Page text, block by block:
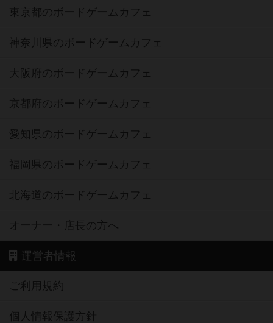
東京都のボードゲームカフェ
神奈川県のボードゲームカフェ
大阪府のボードゲームカフェ
京都府のボードゲームカフェ
愛知県のボードゲームカフェ
福岡県のボードゲームカフェ
北海道のボードゲームカフェ
オーナー・店長の方へ
運営者情報
ご利用規約
個人情報保護方針